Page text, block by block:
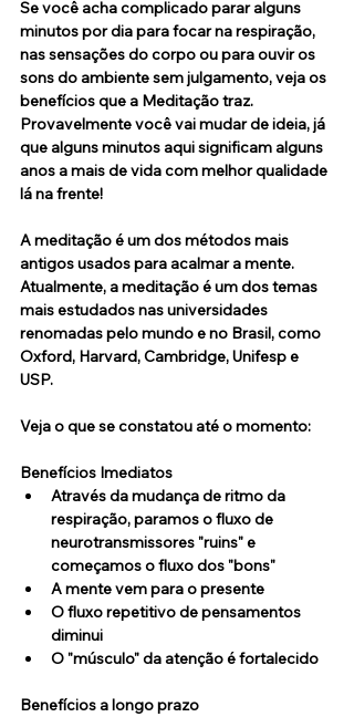
Se você acha complicado parar alguns
minutos por dia para focar na respiração,
nas sensações do corpo ou para ouvir os
sons do ambiente sem julgamento, veja os
benefícios que a Meditação traz.
Provavelmente você vai mudar de ideia, já
que alguns minutos aqui significam alguns
anos a mais de vida com melhor qualidade
lá na frente!
A meditação é um dos métodos mais
antigos usados para acalmar a mente.
Atualmente, a meditação é um dos temas
mais estudados nas universidades
renomadas pelo mundo e no Brasil, como
Oxford, Harvard, Cambridge, Unifesp e
USP.
Veja o que se constatou até o momento:
Benefícios Imediatos
Através da mudança de ritmo da
respiração, paramos o fluxo de
neurotransmissores "ruins" e
começamos o fluxo dos "bons"
A mente vem para o presente
O fluxo repetitivo de pensamentos
diminui
O "músculo" da atenção é fortalecido
Benefícios a longo prazo